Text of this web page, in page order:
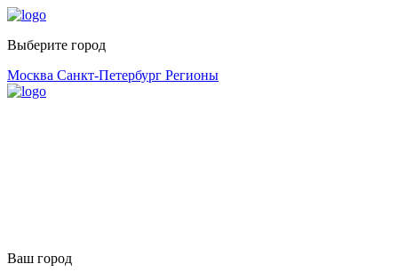
Выберите город
Москва Санкт-Петербург Регионы
Ваш город